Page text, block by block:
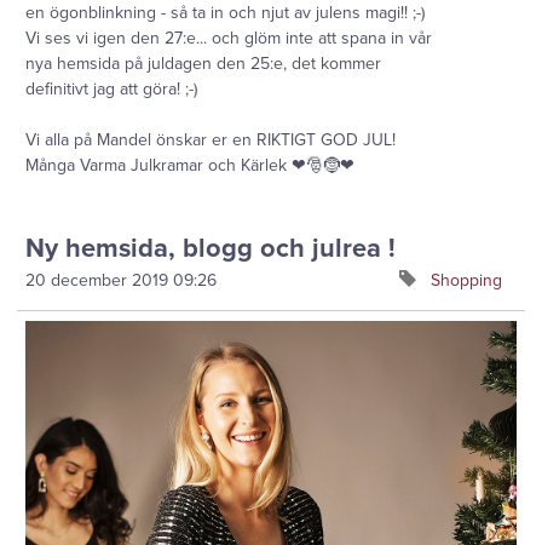
en ögonblinkning - så ta in och njut av julens magi!! ;-)
Vi ses vi igen den 27:e... och glöm inte att spana in vår
nya hemsida på juldagen den 25:e, det kommer
definitivt jag att göra! ;-)
Vi alla på Mandel önskar er en RIKTIGT GOD JUL!
Många Varma Julkramar och Kärlek ❤🎅🤶❤
Ny hemsida, blogg och julrea !
20 december 2019 09:26 Shopping